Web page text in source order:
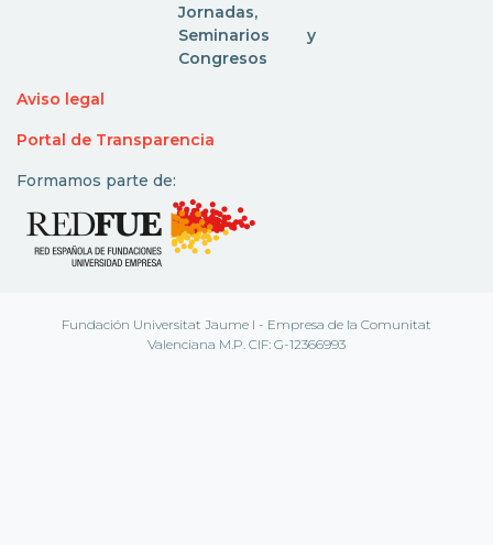
Jornadas,
Seminarios y
Congresos
Aviso legal
Portal de Transparencia
Formamos parte de:
Fundación Universitat Jaume I - Empresa de la Comunitat
Valenciana M.P. CIF: G-12366993